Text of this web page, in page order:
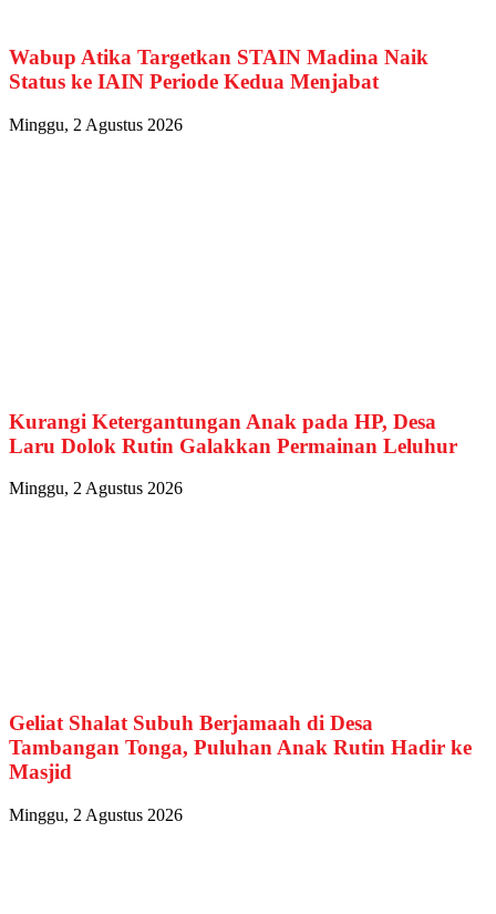
Wabup Atika Targetkan STAIN Madina Naik
Status ke IAIN Periode Kedua Menjabat
Minggu, 2 Agustus 2026
Kurangi Ketergantungan Anak pada HP, Desa
Laru Dolok Rutin Galakkan Permainan Leluhur
Minggu, 2 Agustus 2026
Geliat Shalat Subuh Berjamaah di Desa
Tambangan Tonga, Puluhan Anak Rutin Hadir ke
Masjid
Minggu, 2 Agustus 2026